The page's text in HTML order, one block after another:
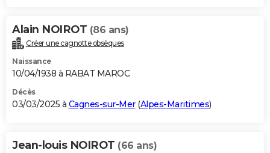
Alain NOIROT (86 ans)
Créer une cagnotte obsèques
Naissance
10/04/1938 à RABAT MAROC
Décès
03/03/2025 à Cagnes-sur-Mer(Alpes-Maritimes)
Jean-louis NOIROT (66 ans)